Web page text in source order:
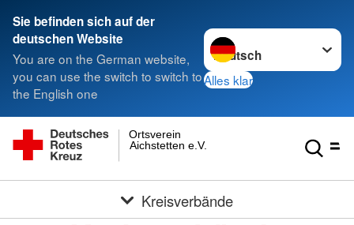
Sie befinden sich auf der
deutschen Website
You are on the German website,
you can use the switch to switch to
the English one
Sprache wechseln zu
Alles klar
Aichstetten e.V.
Ortsverein
Kreisverbände